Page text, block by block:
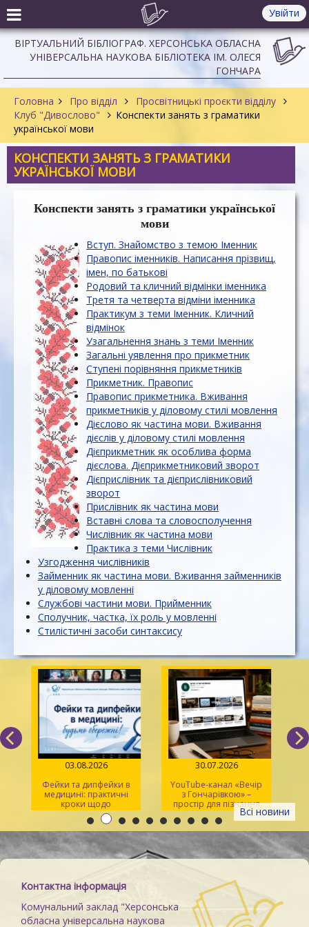
Увійти
ВІРТУАЛЬНИЙ БІБЛІОГРАФ. ХЕРСОНСЬКА ОБЛАСНА
УНІВЕРСАЛЬНА НАУКОВА БІБЛІОТЕКА ІМ. ОЛЕСЯ
ГОНЧАРА
Головна Про відділ
Просвітницькі проєкти відділу
Клуб "Дивослово"
Конспекти занять з граматики
української мови
КОНСПЕКТИ ЗАНЯТЬ З ГРАМАТИКИ
УКРАЇНСЬКОЇ МОВИ
Конспекти занять з граматики української
мови
Вступ. Знайомство з темою Іменник
Правопис іменників. Написання прізвищ,
імен, по батькові
Родовий та кличний відмінки іменника
Третя та четверта відміни іменника
Практикум з теми Іменник. Кличний
відмінок
Узагальнення знань з теми Іменник
Загальні уявлення про прикметник
Ступені порівняння прикметників
Прикметник. Правопис
Правопис прикметника. Вживання
прикметників у діловому стилі мовлення
Дієслово як частина мови. Вживання
дієслів у діловому стилі мовлення
Дієприкметник як особлива форма
дієслова. Дієприкметниковий зворот
Дієприслівник та дієприслівниковий
зворот
Прислівник як частина мови
Вставні слова та словосполучення
Числівник як частина мови
Практика з теми Числівник
Узгодження числівників
Займенник як частина мови. Вживання займенників
у діловому мовленні
Службові частини мови. Прийменник
Сполучник, частка, їх роль у мовленні
Стилістичні засоби синтаксису
Всі новини
03.08.2026
Фейки та дипфейки в
медицині: практичні
кроки щодо
розпізнавання
30.07.2026
YouTube-канал «Вечір
з Гончарівкою» –
простір для пізнання
та натхнення
Контактна інформація
Комунальний заклад "Херсонська
обласна універсальна наукова